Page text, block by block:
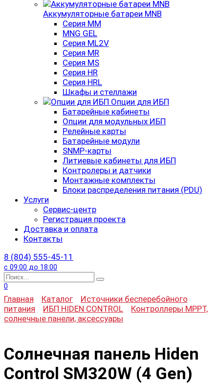
Аккумуляторные батареи MNB
Серия MM
MNG GEL
Серия ML2V
Серия MR
Серия MS
Серия HR
Серия HRL
Шкафы и стеллажи
Опции для ИБП
Батарейные кабинеты
Опции для модульных ИБП
Релейные карты
Батарейные модули
SNMP-карты
Литиевые кабинеты для ИБП
Контролеры и датчики
Монтажные комплекты
Блоки распределения питания (PDU)
Услуги
Сервис-центр
Регистрация проекта
Доставка и оплата
Контакты
8 (804) 555-45-11
с 09:00 до 18:00
Search
for:
0
Главная Каталог
Источники бесперебойного
питания
ИБП HIDEN CONTROL
Контроллеры MPPT,
солнечные панели, аксессуары
Солнечная панель Hiden
Control SM320W (4 Gen)